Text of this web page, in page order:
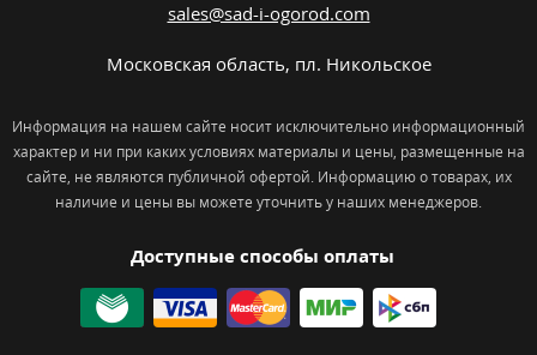
Доступные способы оплаты
sales@sad-i-ogorod.com
Московская область, пл. Никольcкое
Информация на нашем сайте носит исключительно информационный
характер и ни при каких условиях материалы и цены, размещенные на
сайте, не являются публичной офертой. Информацию о товарах, их
наличие и цены вы можете уточнить у наших менеджеров.